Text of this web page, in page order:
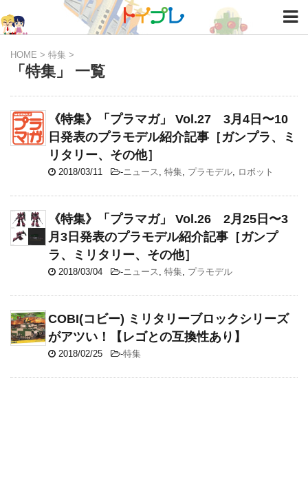
HOME > 特集 >
「特集」 一覧
《特集》「プラマガ」 Vol.27 3月4日〜10
日発表のプラモデル紹介記事［ガンプラ、ミ
リタリー、その他］
2018/03/11 -ニュース , 特集, プラモデル, ロボット
《特集》「プラマガ」 Vol.26 2月25日〜3
月3日発表のプラモデル紹介記事［ガンプ
ラ、ミリタリー、その他］
2018/03/04 -ニュース , 特集, プラモデル
COBI(コビー) ミリタリーブロックシリーズ
がアツい！【レゴとの互換性あり】
2018/02/25 -特集